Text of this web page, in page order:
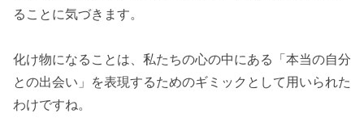
ることに気づきます。
化け物になることは、私たちの心の中にある「本当の自分
との出会い」を表現するためのギミックとして用いられた
わけですね。